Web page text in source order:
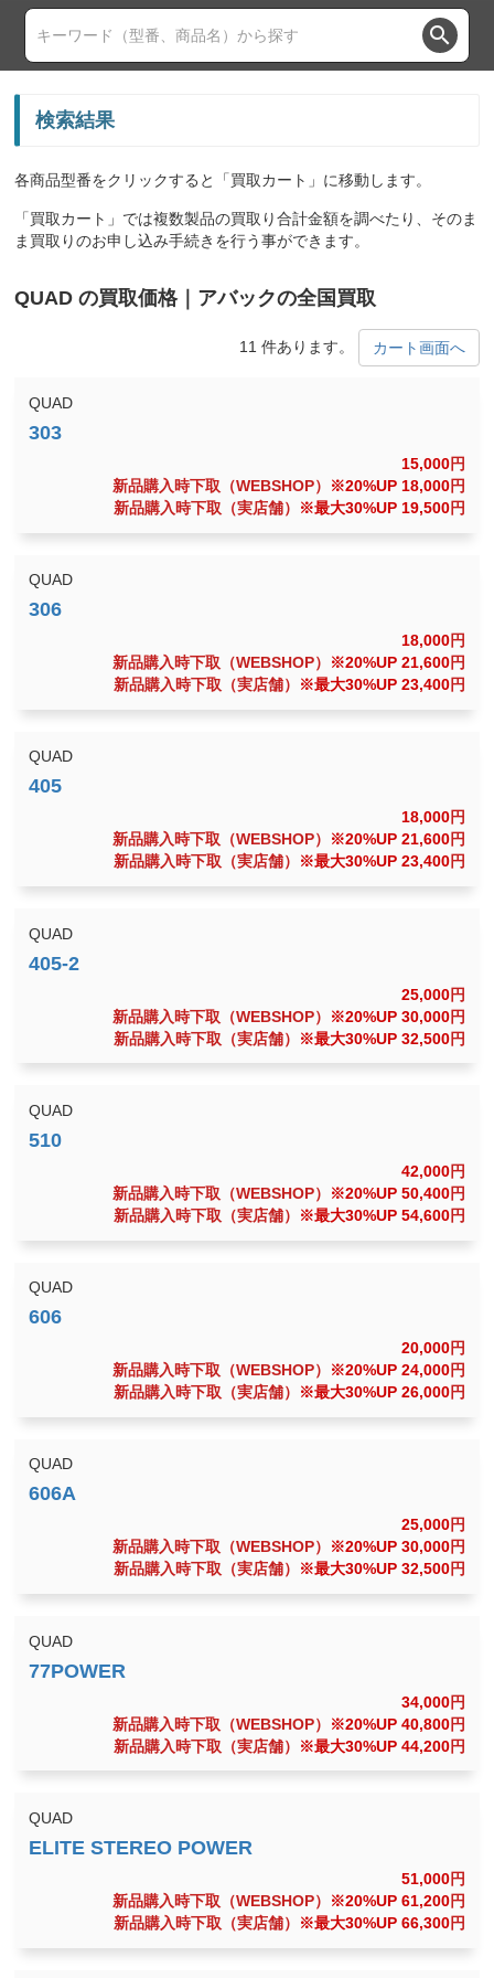
search
検索結果
各商品型番をクリックすると「買取カート」に移動します。
「買取カート」では複数製品の買取り合計金額を調べたり、そのま
ま買取りのお申し込み手続きを行う事ができます。
QUAD の買取価格｜アバックの全国買取
11 件あります。 カート画面へ
QUAD
15,000円
新品購入時下取（WEBSHOP）
※20%UP 18,000円
新品購入時下取（実店舗）
※最大30%UP 19,500円
QUAD
18,000円
新品購入時下取（WEBSHOP）
※20%UP 21,600円
新品購入時下取（実店舗）
※最大30%UP 23,400円
QUAD
18,000円
新品購入時下取（WEBSHOP）
※20%UP 21,600円
新品購入時下取（実店舗）
※最大30%UP 23,400円
QUAD
25,000円
新品購入時下取（WEBSHOP）
※20%UP 30,000円
新品購入時下取（実店舗）
※最大30%UP 32,500円
QUAD
42,000円
新品購入時下取（WEBSHOP）
※20%UP 50,400円
新品購入時下取（実店舗）
※最大30%UP 54,600円
QUAD
20,000円
新品購入時下取（WEBSHOP）
※20%UP 24,000円
新品購入時下取（実店舗）
※最大30%UP 26,000円
QUAD
25,000円
新品購入時下取（WEBSHOP）
※20%UP 30,000円
新品購入時下取（実店舗）
※最大30%UP 32,500円
QUAD
34,000円
新品購入時下取（WEBSHOP）
※20%UP 40,800円
新品購入時下取（実店舗）
※最大30%UP 44,200円
QUAD
51,000円
新品購入時下取（WEBSHOP）
※20%UP 61,200円
新品購入時下取（実店舗）
※最大30%UP 66,300円